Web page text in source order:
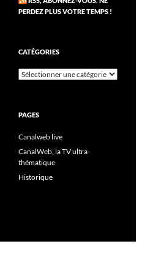
PERDEZ PLUS VOTRE TEMPS !
CATÉGORIES
Catégories
PAGES
Canalweb live
CanalWeb, la TV ultra-
thématique
Historique